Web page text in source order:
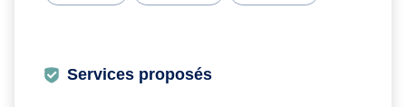
Services proposés